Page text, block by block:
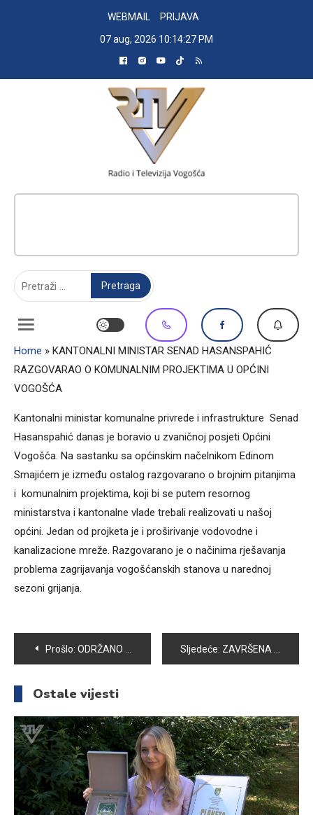
WEBMAIL
PRIJAVA
07 aug, 2026 10:14:28 PM
Home » KANTONALNI MINISTAR SENAD HASANSPAHIĆ
RAZGOVARAO O KOMUNALNIM PROJEKTIMA U OPĆINI
VOGOŠĆA
Kantonalni ministar komunalne privrede i infrastrukture Senad
Hasanspahić danas je boravio u zvaničnoj posjeti Općini
Vogošća. Na sastanku sa općinskim načelnikom Edinom
Smajićem je između ostalog razgovarano o brojnim pitanjima
i komunalnim projektima, koji bi se putem resornog
ministarstva i kantonalne vlade trebali realizovati u našoj
općini. Jedan od projketa je i proširivanje vodovodne i
kanalizacione mreže. Razgovarano je o načinima rješavanja
problema zagrijavanja vogošćanskih stanova u narednoj
sezoni grijanja.
Navigacija
članaka
Prošlo: ODRŽANO 23. PRVENSTVO BIH U BOĆANJU ZA OSOBE SA INVALIDITETOM Sljedeće: ZAVRŠENA SANACIJA NAJVEĆEG KLIZIŠTA U KS- SVRAKE
Ostale vijesti